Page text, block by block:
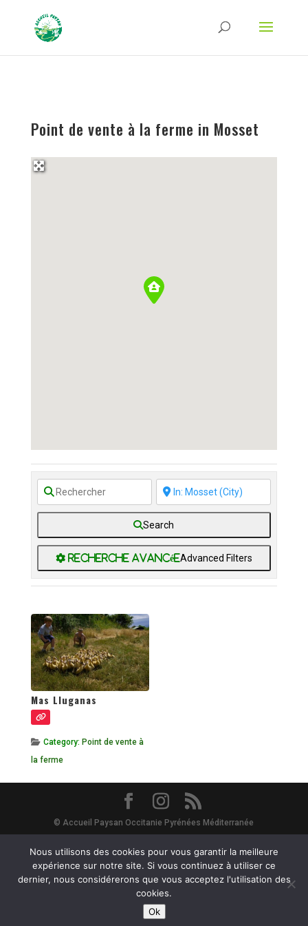
Type-Options Referrer-Policy Permissions-Policy
ga('require', 'GTM-TFCVLFN');
Point de vente à la ferme in Mosset
Search
Advanced Filters
Mas Lluganas
Category:Point de vente à
la ferme
© Accueil Paysan Occitanie Pyrénées Méditerranée
Site Map Mentions Légales - - Avec le soutien de
la Région Occitanie et du département de l'Hérault :
Nous utilisons des cookies pour vous garantir la meilleure
expérience sur notre site. Si vous continuez à utiliser ce
dernier, nous considérerons que vous acceptez l'utilisation des
cookies.
Ok